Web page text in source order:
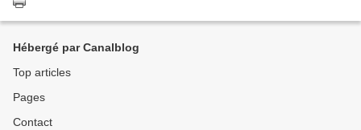
Hébergé par Canalblog
Top articles
Pages
Contact